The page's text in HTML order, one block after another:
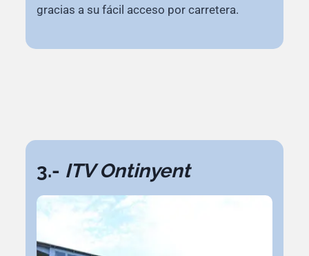
gracias a su fácil acceso por carretera.
3.- ITV Ontinyent